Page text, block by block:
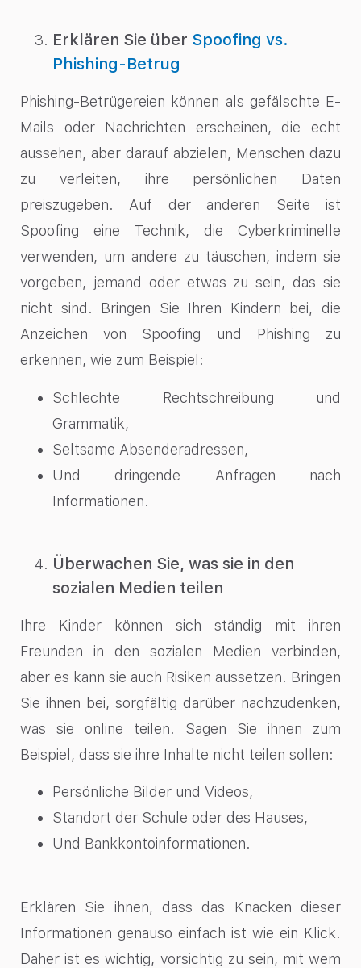
Erklären Sie über Spoofing vs.
Phishing-Betrug
Phishing-Betrügereien können als gefälschte E-
Mails oder Nachrichten erscheinen, die echt
aussehen, aber darauf abzielen, Menschen dazu
zu verleiten, ihre persönlichen Daten
preiszugeben. Auf der anderen Seite ist
Spoofing eine Technik, die Cyberkriminelle
verwenden, um andere zu täuschen, indem sie
vorgeben, jemand oder etwas zu sein, das sie
nicht sind. Bringen Sie Ihren Kindern bei, die
Anzeichen von Spoofing und Phishing zu
erkennen, wie zum Beispiel:
Schlechte Rechtschreibung und
Grammatik,
Seltsame Absenderadressen,
Und dringende Anfragen nach
Informationen.
Überwachen Sie, was sie in den
sozialen Medien teilen
Ihre Kinder können sich ständig mit ihren
Freunden in den sozialen Medien verbinden,
aber es kann sie auch Risiken aussetzen. Bringen
Sie ihnen bei, sorgfältig darüber nachzudenken,
was sie online teilen. Sagen Sie ihnen zum
Beispiel, dass sie ihre Inhalte nicht teilen sollen:
Persönliche Bilder und Videos,
Standort der Schule oder des Hauses,
Und Bankkontoinformationen.
Erklären Sie ihnen, dass das Knacken dieser
Informationen genauso einfach ist wie ein Klick.
Daher ist es wichtig, vorsichtig zu sein, mit wem